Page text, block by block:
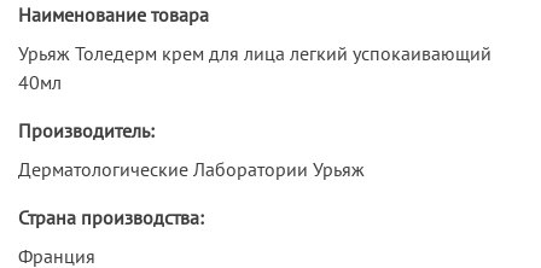
Наименование товара
Урьяж Толедерм крем для лица легкий успокаивающий
40мл
Производитель:
Дерматологические Лаборатории Урьяж
Страна производства:
Франция